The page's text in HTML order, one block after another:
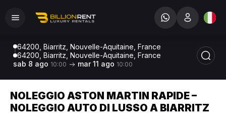
64200, Biarritz, Nouvelle-Aquitaine, France
64200, Biarritz, Nouvelle-Aquitaine, France
sab 8 ago 10:00 mar 11 ago 10:00
NOLEGGIO ASTON MARTIN RAPIDE –
NOLEGGIO AUTO DI LUSSO A BIARRITZ